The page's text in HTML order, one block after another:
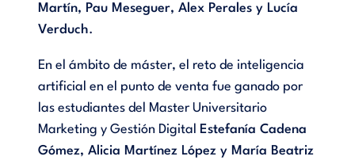
Martín, Pau Meseguer, Alex Perales y Lucía
Verduch.
En el ámbito de máster, el reto de inteligencia
artificial en el punto de venta fue ganado por
las estudiantes del Master Universitario
Marketing y Gestión Digital
Estefanía Cadena
Gómez, Alicia Martínez López y María Beatriz